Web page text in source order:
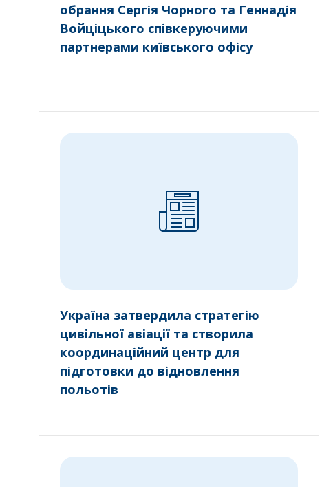
обрання Сергія Чорного та Геннадія
Войціцького співкеруючими
партнерами київського офісу
Україна затвердила стратегію
цивільної авіації та створила
координаційний центр для
підготовки до відновлення
польотів